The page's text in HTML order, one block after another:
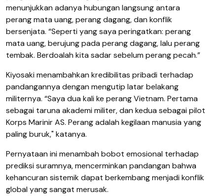
menunjukkan adanya hubungan langsung antara
perang mata uang, perang dagang, dan konflik
bersenjata. “Seperti yang saya peringatkan: perang
mata uang, berujung pada perang dagang, lalu perang
tembak. Berdoalah kita sadar sebelum perang pecah.”
Kiyosaki menambahkan kredibilitas pribadi terhadap
pandangannya dengan mengutip latar belakang
militernya. “Saya dua kali ke perang Vietnam. Pertama
sebagai taruna akademi militer, dan kedua sebagai pilot
Korps Marinir AS. Perang adalah kegilaan manusia yang
paling buruk," katanya.
Pernyataan ini menambah bobot emosional terhadap
prediksi suramnya, mencerminkan pandangan bahwa
kehancuran sistemik dapat berkembang menjadi konflik
global yang sangat merusak.